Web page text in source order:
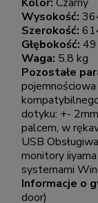
Wysokość:
Szerokość:
Głębokość: 49
Waga: 5.8 kg
Pozostałe
dotyku: +-
palcem, w
USB
monitory
systemami
Informacje o
door)